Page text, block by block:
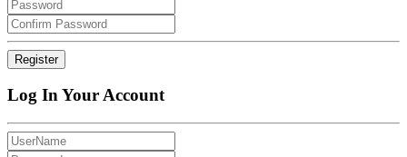
Log In Your Account